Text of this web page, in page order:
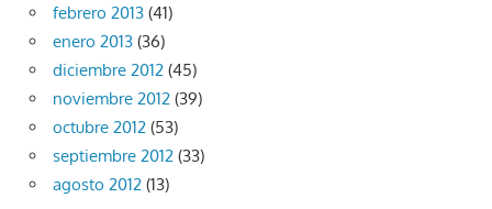
febrero 2013 (41)
enero 2013 (36)
diciembre 2012 (45)
noviembre 2012 (39)
octubre 2012 (53)
septiembre 2012 (33)
agosto 2012 (13)